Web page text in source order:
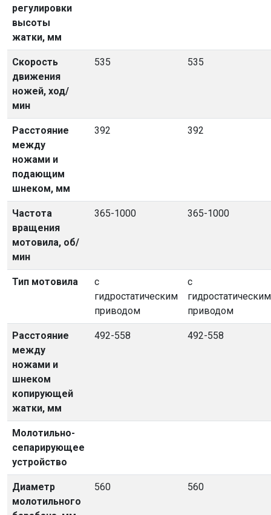
регулировки
высоты
жатки, мм
Скорость
движения
ножей, ход/
мин
535 535
Расстояние
между
ножами и
подающим
шнеком, мм
392 392
Частота
вращения
мотовила, об/
мин
365-1000 365-1000
Тип мотовила
с
гидростатическим
приводом
с
гидростатическим
приводом
Расстояние
между
ножами и
шнеком
копирующей
жатки, мм
492-558 492-558
Молотильно-
сепарирующее
устройство
Диаметр
молотильного
560 560